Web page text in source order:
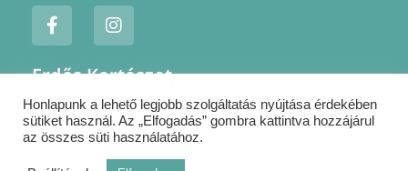
F
a
c
e
o
o
k
I
n
s
t
g
r
a
m
Erdős Kertészet
Jogi nyilatkozatok
Szállítás
Kapcsolat
Honlapunk a lehető legjobb szolgáltatás nyújtása érdekében
sütiket használ. Az „Elfogadás” gombra kattintva hozzájárul
az összes süti használatához.